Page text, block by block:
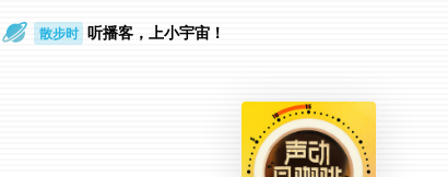
通勤路上听播客，上小宇宙！